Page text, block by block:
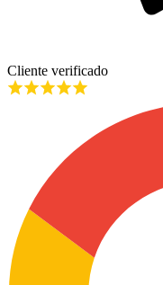
Cliente verificado